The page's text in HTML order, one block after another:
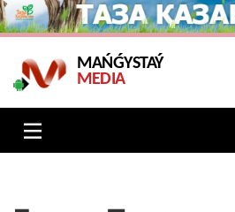
MAŃǴYSTAÝ
MEDIA